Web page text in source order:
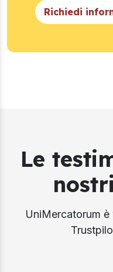
Richiedi
Le
UniMercatorum